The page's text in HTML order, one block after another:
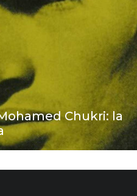
Chukri: la